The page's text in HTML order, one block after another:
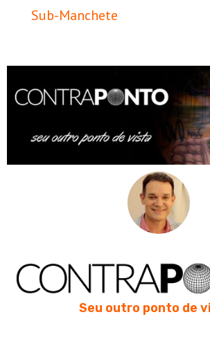
Sub-Manchete
Seu outro ponto de